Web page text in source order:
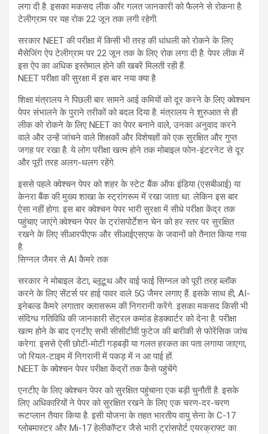
लगा दी है. इसका मकसद लीक और गलत जानकारी को फैलने से रोकना है.
टेलीग्राम पर यह रोक 22 जून तक लगी रहेगी.
सरकार NEET की परीक्षा में किसी भी तरह की धांधली को रोकने के लिए
मैसेजिंग ऐप टेलीग्राम पर 22 जून तक के लिए रोक लगा दी है. पेपर लीक में
इस ऐप का अधिक इस्तेमाल होने की खबरें मिलती रही हैं.
NEET परीक्षा की सुरक्षा में इस बार नया क्या है
शिक्षा मंत्रालय ने पिछली बार सामने आई कमियों को दूर करने के लिए क्वेश्चन
पेपर संभालने के पुराने तरीकों को बदल दिया है. मंत्रालय ने शुरुआत से ही
लीक को रोकने के लिए NEET का पेपर बनाने वाले, उनका अनुवाद करने
वाले और उन्हें जांचने वाले शिक्षकों और विशेषज्ञों को एक सुरक्षित और गुप्त
जगह पर रखा है. ये लोग परीक्षा खत्म होने तक मोबाइल फोन-इंटरनेट से दूर
और पूरी तरह अलग-थलग रहेंगे.
इससे पहले क्वेश्चन पेपर को शहर के स्टेट बैंक ऑफ इंडिया (एसबीआई) या
केनरा बैंक की मुख्य शाखा के स्ट्रांगरूम में रखा जाता था. लेकिन इस बार
ऐसा नहीं होगा. इस बार क्वेश्चन पेपर भारी सुरक्षा में सीधे परीक्षा केंद्र तक
पहुंचाए जाएंगे.क्वेश्चन पेपर के ट्रांसपोर्टेशन चेन को हर स्तर पर सुरक्षित
रखने के लिए सीआरपीएफ और सीआईएसएफ के जवानों को तैनात किया गया
है.
सिग्नल जैमर से AI कैमरे तक
सरकार ने मोबाइल डेटा, ब्लूटूथ और वाई फाई सिग्नल को पूरी तरह ब्लॉक
करने के लिए सेंटर्स पर हाई पावर वाले 5G जैमर लगाए हैं. इसके साथ ही, AI-
इनेबल्ड कैमरे लगातार क्लासरूम की निगरानी करेंगे. इसका मकसद किसी भी
संदिग्ध गतिविधि की जानकारी सेंट्रल कमांड हेडक्वार्टर को देना है. परीक्षा
खत्म होने के बाद एनटीए सभी सीसीटीवी फुटेज की बारीकी से फोरेंसिक जांच
करेगा. इससे ऐसी छोटी-मोटी गड़बड़ी या गलत हरकत का पता लगाया जाएगा,
जो रियल-टाइम में निगरानी में पकड़ में न आ पाई हों.
NEET के क्वेश्चन पेपर परीक्षा केंद्रों तक कैसे पहुंचेंगे
एनटीए के लिए क्वेश्चन पेपर को सुरक्षित पहुंचाना एक बड़ी चुनौती है. इसके
लिए अधिकारियों ने पेपर को सुरक्षित रखने के लिए एक चरण-दर-चरण
रूटप्लान तैयार किया है. इसी योजना के तहत भारतीय वायु सेना के C-17
ग्लोबमास्टर और Mi-17 हेलीकॉप्टर जैसे भारी ट्रांसपोर्ट एयरक्राफ्ट का